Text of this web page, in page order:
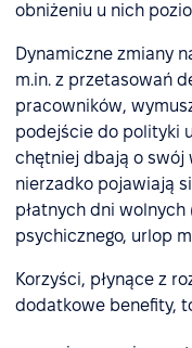
obniżeniu u nich
Dynamiczne zmiany
m.in. z przetasowań
pracowników,
podejście do polityki
chętniej dbają o swój
nierzadko pojawiają
płatnych dni
psychicznego, urlop
Korzyści, płynące z
dodatkowe benefity,